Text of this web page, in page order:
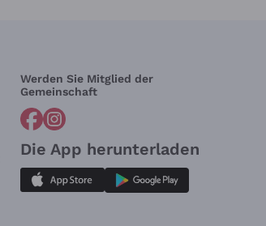
Werden Sie Mitglied der
Gemeinschaft
Die App herunterladen